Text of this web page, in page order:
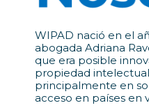
WIPAD nació en el
abogada Adriana
que era posible
propiedad
principalmente en
acceso en países en